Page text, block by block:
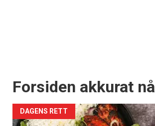
Forsiden akkurat nå
DAGENS RETT